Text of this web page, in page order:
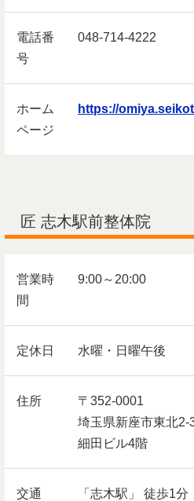
電話番
号
048-714-4222
ホーム
ページ
https://
匠 志木駅前整体院
営業時
間
9:00～20:00
定休日 水曜・日曜午後
住所
〒352-0001
埼玉県新座市東北2-
細田ビル4階
交通 「志木駅」 徒歩1分